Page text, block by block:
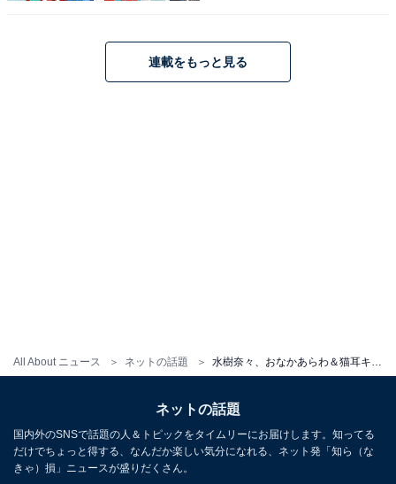
All About ニュース ネットの話題
連載をもっと見る
ネットの話題
国内外のSNSで話題の人＆トピックをタイムリーにお届けします。知ってる
だけでちょっと得する、なんだか楽しい気分になれる、ネット発「知ら（な
きゃ）損」ニュースが盛りだくさん。